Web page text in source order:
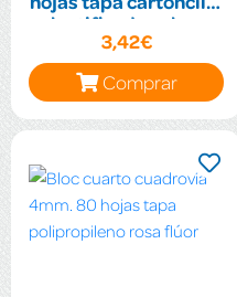
plastificado colores
surtidos
3,42€
Comprar